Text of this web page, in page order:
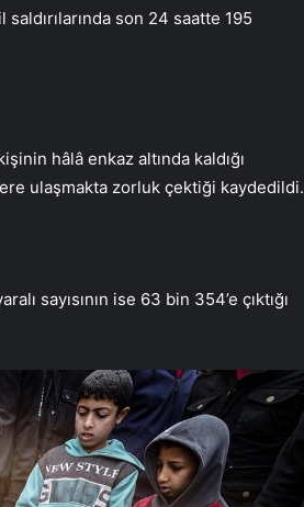
saldırılarında son 24 saatte 195
hâlâ enkaz altında kaldığı
ulaşmakta zorluk çektiği kaydedildi.
sayısının ise 63 bin 354’e çıktığı